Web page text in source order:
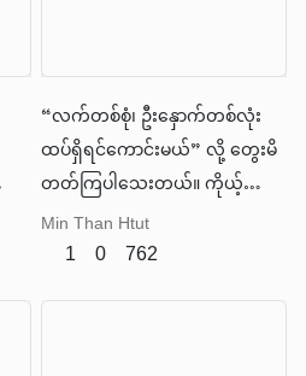
“လက်တစ်စုံ၊ ဦးနှောက်တစ်လုံး
ထပ်ရှိရင်ကောင်းမယ်” လို့ တွေးမိ
တတ်ကြပါသေးတယ်။ ကိုယ့်
ကိုယ်စား စဉ်းစားပေး၊ စီစဉ်ပေး၊
အလုပ်တွေကို လုပ်ပေးနိုင်မယ့်
Min Than Htut
1 0 762